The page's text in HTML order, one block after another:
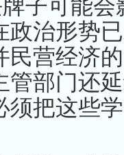
牌子可能
政治形势
民营经济
管部门还
须把这些